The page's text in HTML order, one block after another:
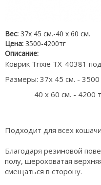
Вес: 37х 45 см.-40 х 60 см.
Цена: 3500-4200тг
Описание:
Коврик Trixie TX-40381
Размеры: 37х 45 см. - 3500
40 х 60 см. - 4200
Подходит для всех
Благодаря резиновой
полу, шероховатая
смещаться в сторону.